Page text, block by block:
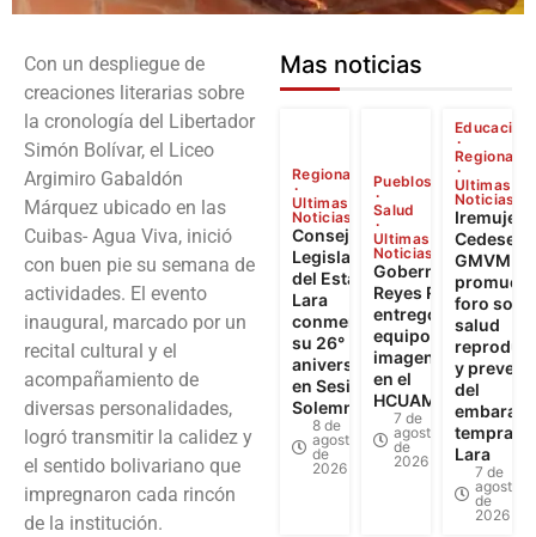
Con un despliegue de
creaciones literarias sobre
la cronología del Libertador
Simón Bolívar, el Liceo
Argimiro Gabaldón
Márquez ubicado en las
Cuibas- Agua Viva, inició
con buen pie su semana de
actividades. El evento
inaugural, marcado por un
recital cultural y el
acompañamiento de
diversas personalidades,
logró transmitir la calidez y
el sentido bolivariano que
impregnaron cada rincón
de la institución.
Mas noticias
Regional
Ultimas
Noticias
Consejo
Legislativo
del Estado
Lara
conmemoró
su 26°
aniversario
en Sesión
Solemne
8 de
agosto
de
2026
Pueblos
Salud
Ultimas
Noticias
Gobernador
Reyes Reyes
entregó
equipos de
imagenología
en el
HCUAMP
7 de
agosto
de
2026
Educación
Regional
Ultimas
Noticias
Iremujer,
Cedesex
GMVM
foro
salud
y
del
embarazo
Lara
7 de
agosto
de
2026